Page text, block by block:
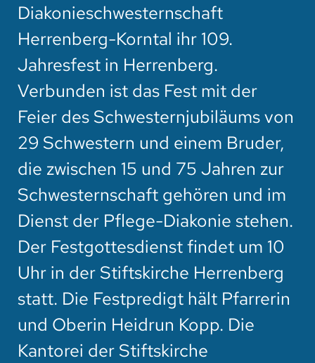
SPENDEN
SUCHE
Diakonieschwesternschaft
Herrenberg-Korntal ihr 109.
Jahresfest in Herrenberg.
Verbunden ist das Fest mit der
Feier des Schwesternjubiläums von
29 Schwestern und einem Bruder,
die zwischen 15 und 75 Jahren zur
Schwesternschaft gehören und im
Dienst der Pflege-Diakonie stehen.
Der Festgottesdienst findet um 10
Uhr in der Stiftskirche Herrenberg
statt. Die Festpredigt hält Pfarrerin
und Oberin Heidrun Kopp. Die
Kantorei der Stiftskirche